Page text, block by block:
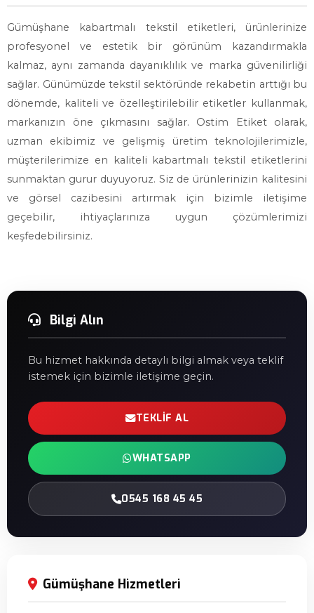
Gümüşhane kabartmalı tekstil etiketleri, ürünlerinize
profesyonel ve estetik bir görünüm kazandırmakla
kalmaz, aynı zamanda dayanıklılık ve marka güvenilirliği
sağlar. Günümüzde tekstil sektöründe rekabetin arttığı bu
dönemde, kaliteli ve özelleştirilebilir etiketler kullanmak,
markanızın öne çıkmasını sağlar. Ostim Etiket olarak,
uzman ekibimiz ve gelişmiş üretim teknolojilerimizle,
müşterilerimize en kaliteli kabartmalı tekstil etiketlerini
sunmaktan gurur duyuyoruz. Siz de ürünlerinizin kalitesini
ve görsel cazibesini artırmak için bizimle iletişime
geçebilir, ihtiyaçlarınıza uygun çözümlerimizi
keşfedebilirsiniz.
Bilgi Alın
Bu hizmet hakkında detaylı bilgi almak veya teklif
istemek için bizimle iletişime geçin.
TEKLIF AL
WHATSAPP
0545 168 45 45
Gümüşhane Hizmetleri